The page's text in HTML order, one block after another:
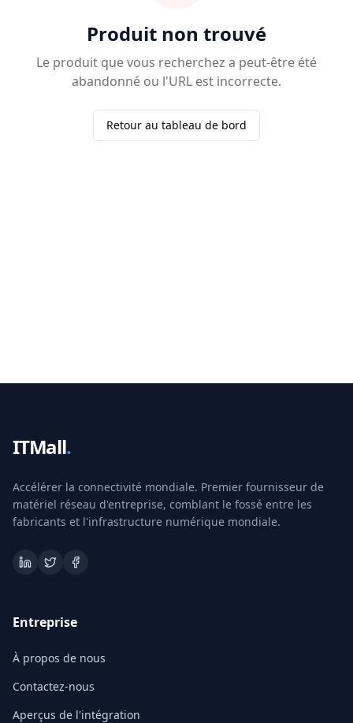
Produit non trouvé
Le produit que vous recherchez a peut-être été
abandonné ou l'URL est incorrecte.
Retour au tableau de bord
ITMall.
Accélérer la connectivité mondiale. Premier fournisseur de
matériel réseau d'entreprise, comblant le fossé entre les
fabricants et l'infrastructure numérique mondiale.
Entreprise
À propos de nous
Contactez-nous
Aperçus de l'intégration